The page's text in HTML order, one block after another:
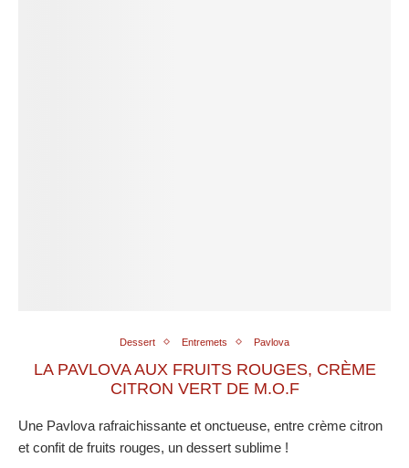
Dessert Entremets Pavlova
LA PAVLOVA AUX FRUITS ROUGES, CRÈME
CITRON VERT DE M.O.F
Une Pavlova rafraichissante et onctueuse, entre crème citron
et confit de fruits rouges, un dessert sublime !